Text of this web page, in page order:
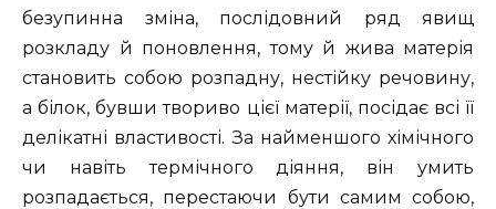
безупинна зміна, послідовний ряд явищ
розкладу й поновлення, тому й жива матерія
становить собою розпадну, нестійку речовину,
а білок, бувши твориво цієї матерії, посідає всі її
делікатні властивості. За найменшого хімічного
чи навіть термічного діяння, він умить
розпадається, перестаючи бути самим собою,